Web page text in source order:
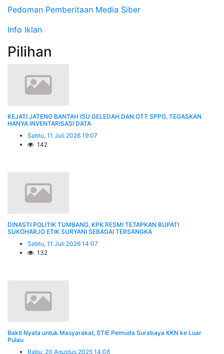
Pedoman Pemberitaan Media Siber
Info Iklan
Pilihan
KEJATI JATENG BANTAH ISU GELEDAH DAN OTT SPPG, TEGASKAN
HANYA INVENTARISASI DATA
Sabtu, 11 Juli 2026 19:07
142
DINASTI POLITIK TUMBANG, KPK RESMI TETAPKAN BUPATI
SUKOHARJO ETIK SURYANI SEBAGAI TERSANGKA
Sabtu, 11 Juli 2026 14:07
132
Bakti Nyata untuk Masyarakat, STIE Pemuda Surabaya KKN ke Luar
Pulau
Rabu, 20 Agustus 2025 14:08